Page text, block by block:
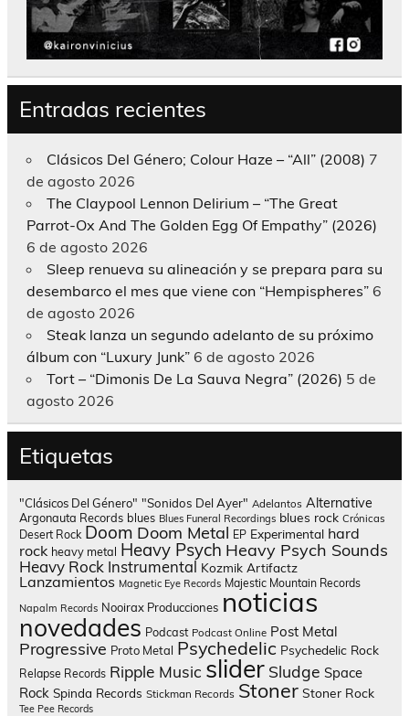
Entradas recientes
Clásicos Del Género; Colour Haze – “All” (2008) 7
de agosto 2026
The Claypool Lennon Delirium – “The Great
Parrot-Ox And The Golden Egg Of Empathy” (2026)
6 de agosto 2026
Sleep renueva su alineación y se prepara para su
desembarco el mes que viene con “Hempispheres” 6
de agosto 2026
Steak lanza un segundo adelanto de su próximo
álbum con “Luxury Junk” 6 de agosto 2026
Tort – “Dimonis De La Sauva Negra” (2026) 5 de
agosto 2026
Etiquetas
"Clásicos Del Género" "Sonidos Del Ayer" Adelantos Alternative
Argonauta Records blues Blues Funeral Recordings blues rock Crónicas
Desert Rock Doom Doom Metal EP Experimental hard
rock heavy metal Heavy Psych Heavy Psych Sounds
Heavy Rock Instrumental Kozmik Artifactz
Lanzamientos Magnetic Eye Records Majestic Mountain Records
Napalm Records Nooirax Producciones noticias
novedades Podcast Podcast Online Post Metal
Progressive Proto Metal Psychedelic Psychedelic Rock
Relapse Records Ripple Music slider Sludge Space
Rock Spinda Records Stickman Records Stoner Stoner Rock
Tee Pee Records